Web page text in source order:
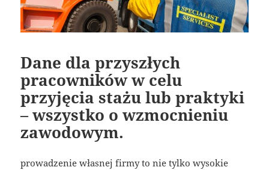
Dane dla przyszłych
pracowników w celu
przyjęcia stażu lub praktyki
– wszystko o wzmocnieniu
zawodowym.
prowadzenie własnej firmy to nie tylko wysokie